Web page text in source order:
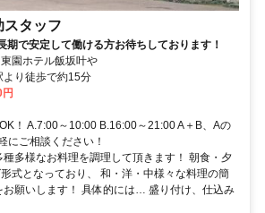
スタッフ
期で安定して働ける方お待ちしております！
園ホテル飯坂叶や
より徒歩で約15分
！ A.7:00～10:00 B.16:00～21:00 A＋B、Aの
にご相談ください！
多様なお料理を調理して頂きます！ 朝食・夕
式となっており、 和・洋・中様々な料理の簡
お願いします！ 具体的には… 盛り付け、仕込み